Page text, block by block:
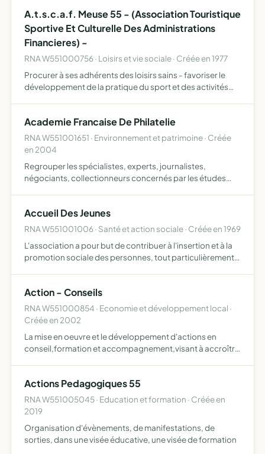
promotion des méde…
A.t.s.c.a.f. Meuse 55 - (Association Touristique
Sportive Et Culturelle Des Administrations
Financieres) -
RNA W551000756 · Loisirs et vie sociale · Créée en 1977
Procurer à ses adhérents des loisirs sains - favoriser le
développement de la pratique du sport et des activités
Academie Francaise De Philatelie
RNA W551001651 · Environnement et patrimoine · Créée
en 2004
Regrouper les spécialistes, experts, journalistes,
négociants, collectionneurs concernés par les études
le…
Accueil Des Jeunes
RNA W551001006 · Santé et action sociale · Créée en 1969
L'association a pour but de contribuer à l'insertion et à la
promotion sociale des personnes, tout particulièrement
Action - Conseils
RNA W551000854 · Economie et développement local ·
Créée en 2002
La mise en oeuvre et le développement d'actions en
conseil,formation et accompagnement,visant à accroître
pri…
Actions Pedagogiques 55
RNA W551005045 · Education et formation · Créée en
2019
Organisation d'évènements, de manifestations, de
sorties, dans une visée éducative, une visée de formation